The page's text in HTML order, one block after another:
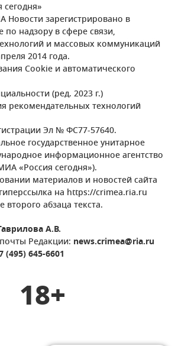
Новости зарегистрировано в
по надзору в сфере связи,
и массовых коммуникаций
2014 года.
Cookie и автоматического
(ред. 2023 г.)
рекомендательных технологий
Эл № ФС77-57640.
государственное унитарное
информационное агентство
«Россия сегодня»).
материалов и новостей сайта
на https://crimea.ria.ru
второго абзаца текста.
А.В.
Редакции: news.crimea@ria.ru
(495) 645-6601
18+